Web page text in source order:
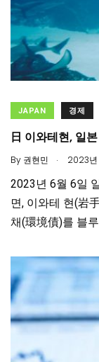
JAPAN 경제
日 이와테현, 일
By 권현민 . 2023년
2023년 6월 6일
면, 이와테 현(岩
채(環境債)를 블